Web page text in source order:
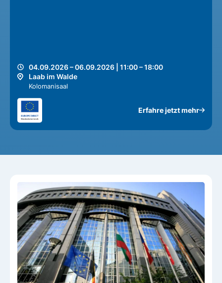
04.09.2026 – 06.09.2026 | 11:00 – 18:00
Laab im Walde
Kolomanisaal
Erfahre jetzt mehr